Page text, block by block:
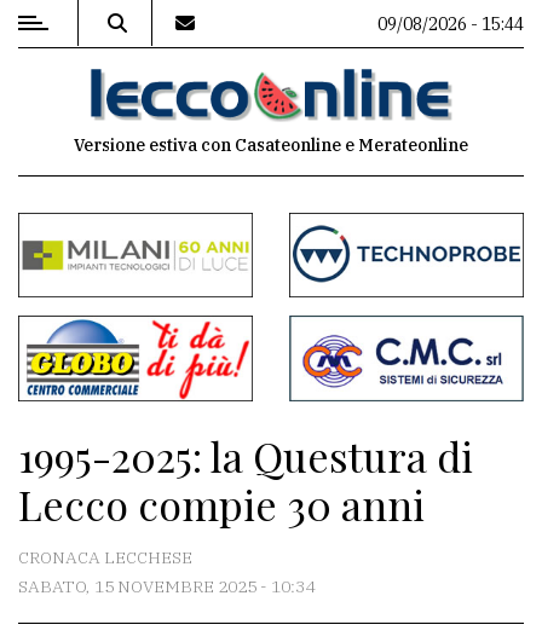
MENU
commenti
Contenuti
del
sito
Meteo
CONTATTI
09/08/2026 - 15:44
Versione estiva con Casateonline e Merateonline
1995-2025: la Questura di
Lecco compie 30 anni
CRONACA LECCHESE
SABATO, 15 NOVEMBRE 2025 - 10:34